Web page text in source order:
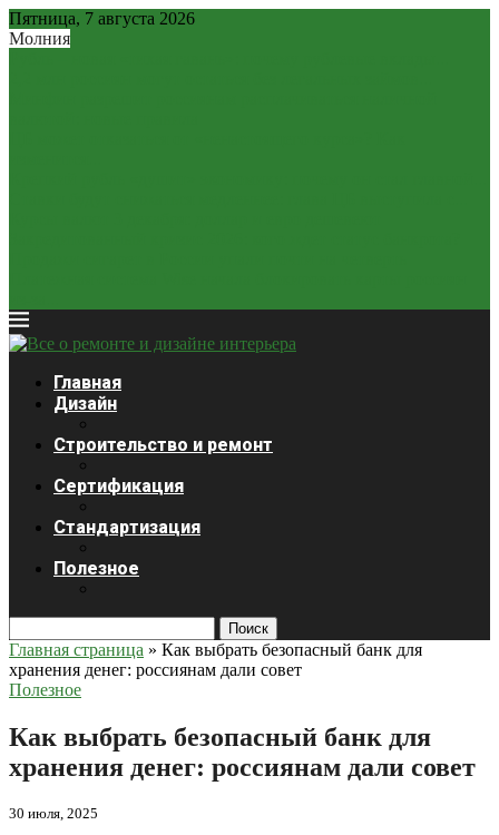
Пятница, 7 августа 2026
Молния
Главная
Дизайн
Строительство и ремонт
Сертификация
Стандартизация
Полезное
Поиск
Главная страница » Как выбрать безопасный банк для
хранения денег: россиянам дали совет
Полезное
Как выбрать безопасный банк для
хранения денег: россиянам дали совет
30 июля, 2025